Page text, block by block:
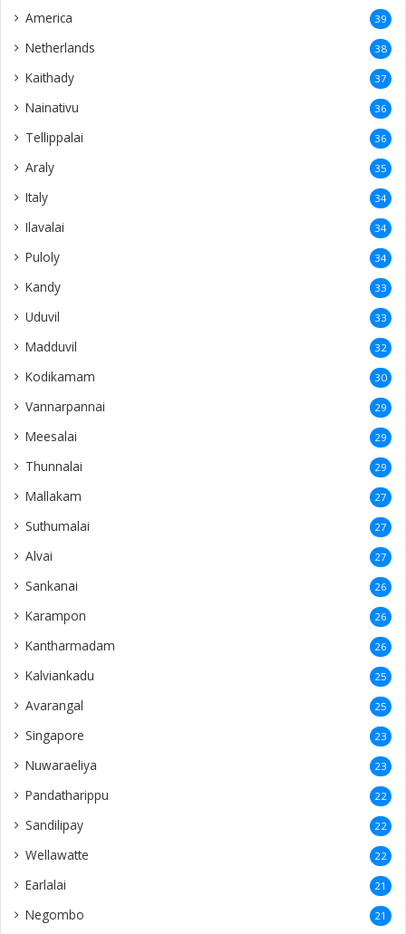
America 39
Netherlands 38
Kaithady 37
Nainativu 36
Tellippalai 36
Araly 35
Italy 34
Ilavalai 34
Puloly 34
Kandy 33
Uduvil 33
Madduvil 32
Kodikamam 30
Vannarpannai 29
Meesalai 29
Thunnalai 29
Mallakam 27
Suthumalai 27
Alvai 27
Sankanai 26
Karampon 26
Kantharmadam 26
Kalviankadu 25
Avarangal 25
Singapore 23
Nuwaraeliya 23
Pandatharippu 22
Sandilipay 22
Wellawatte 22
Earlalai 21
Negombo 21